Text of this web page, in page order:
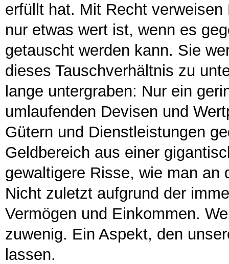
erfüllt hat. Mit Recht
nur etwas wert ist, wenn es
getauscht werden kann. Sie
dieses Tauschverhältnis zu
lange untergraben: Nur ein
umlaufenden Devisen und
Gütern und Dienstleistungen
Geldbereich aus einer
gewaltigere Risse, wie man an
Nicht zuletzt aufgrund der
Vermögen und Einkommen.
zuwenig. Ein Aspekt, den
lassen.